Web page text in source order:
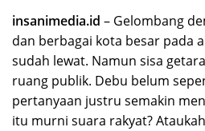
insanimedia.id – Gelombang
dan berbagai kota besar pada
sudah lewat. Namun sisa
ruang publik. Debu belum
pertanyaan justru semakin
itu murni suara rakyat?